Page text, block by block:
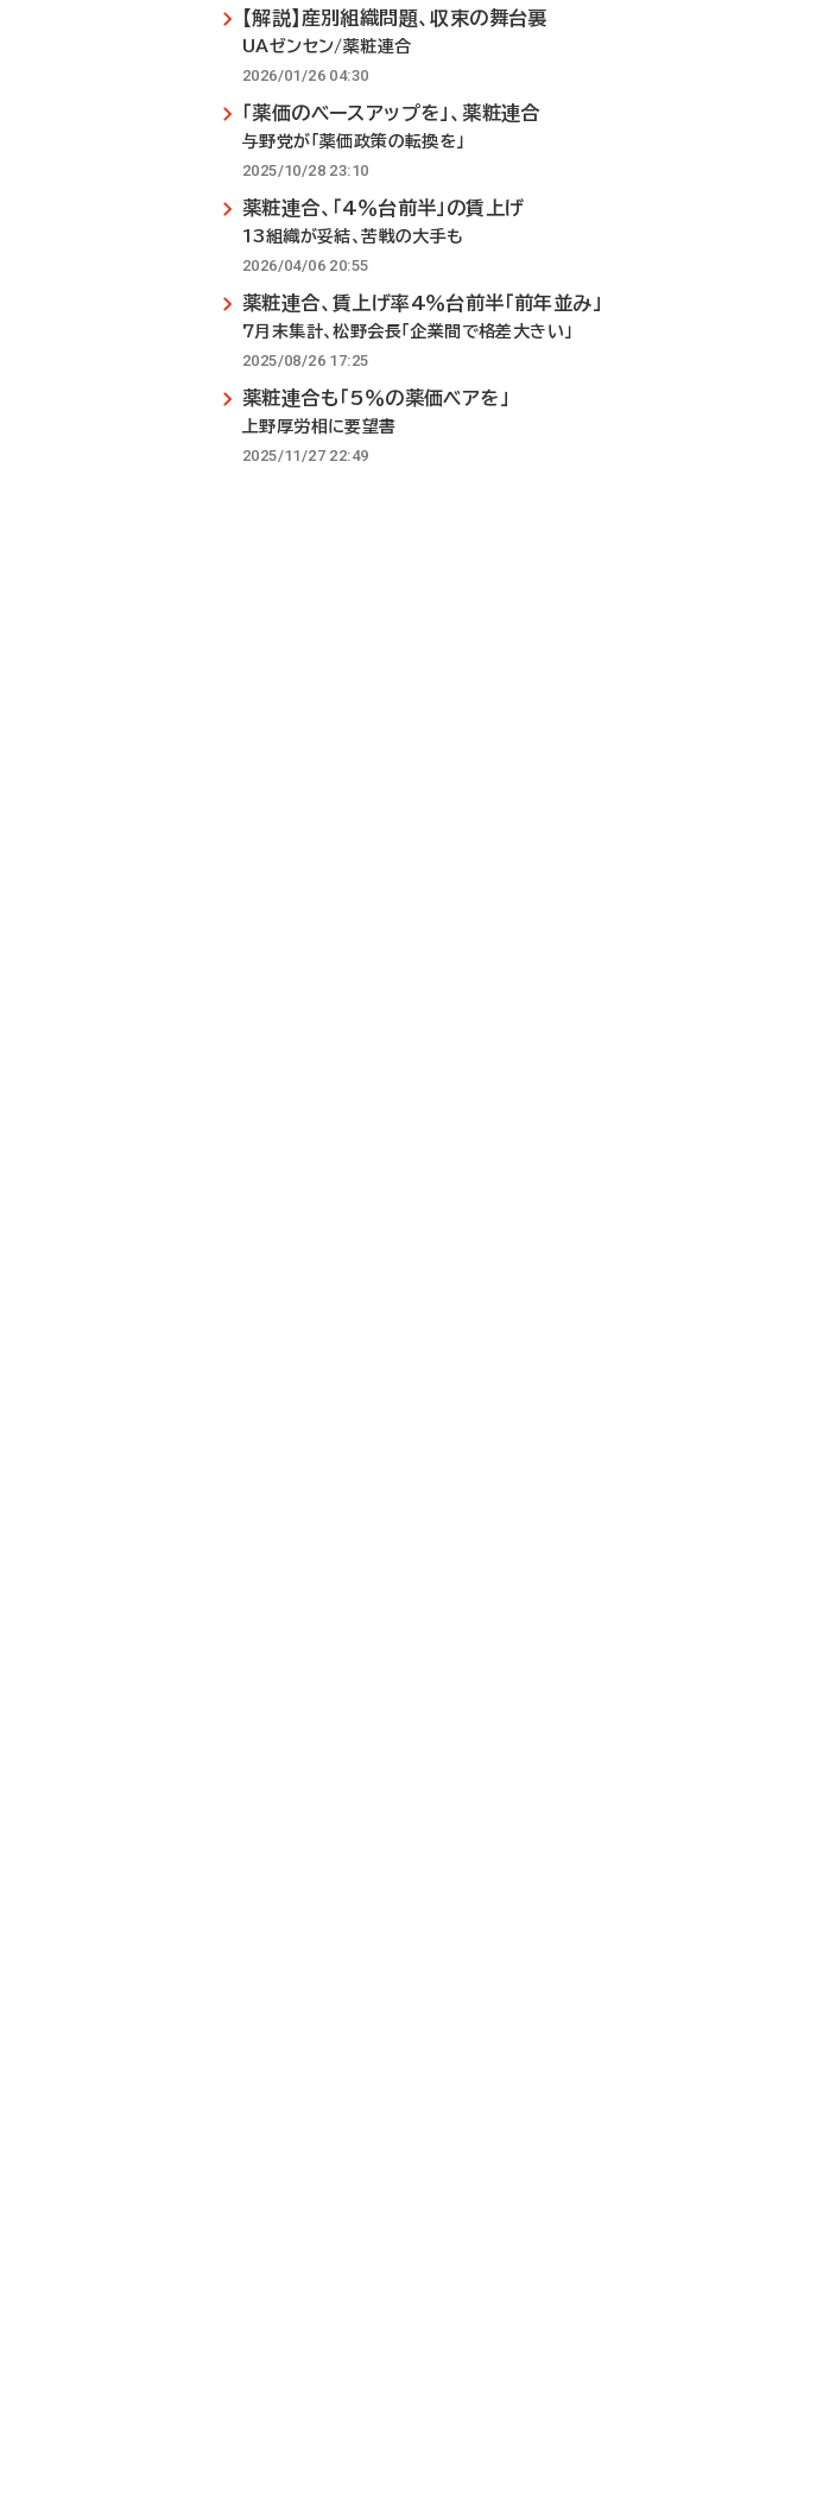
【解説】産別組織問題、収束の舞台裏
UAゼンセン/薬粧連合
2026/01/26 04:30
「薬価のベースアップを」、薬粧連合
与野党が「薬価政策の転換を」
2025/10/28 23:10
薬粧連合、「4％台前半」の賃上げ
13組織が妥結、苦戦の大手も
2026/04/06 20:55
薬粧連合、賃上げ率4％台前半「前年並み」
7月末集計、松野会長「企業間で格差大きい」
2025/08/26 17:25
薬粧連合も「5％の薬価ベアを」
上野厚労相に要望書
2025/11/27 22:49